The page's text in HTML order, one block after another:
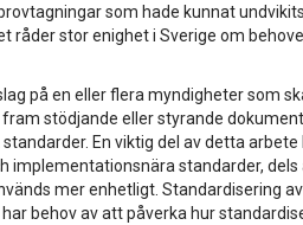
som hade kunnat
råder stor enighet i Sverige om
på en eller flera myndigheter som
stödjande eller styrande
En viktig del av detta arbete
implementationsnära standarder,
mer enhetligt. Standardisering
behov av att påverka hur